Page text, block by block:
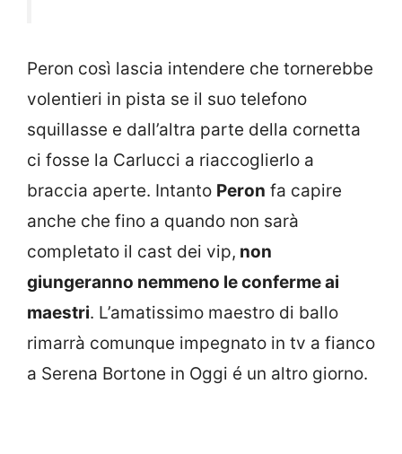
Peron così lascia intendere che tornerebbe
volentieri in pista se il suo telefono
squillasse e dall’altra parte della cornetta
ci fosse la Carlucci a riaccoglierlo a
braccia aperte. Intanto Peron fa capire
anche che fino a quando non sarà
completato il cast dei vip, non
giungeranno nemmeno le conferme ai
maestri. L’amatissimo maestro di ballo
rimarrà comunque impegnato in tv a fianco
a Serena Bortone in Oggi é un altro giorno.